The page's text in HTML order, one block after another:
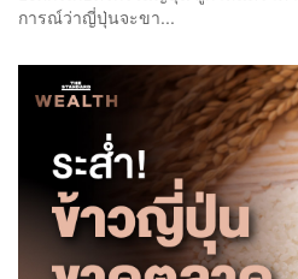
การณ์ว่าญี่ปุ่นจะขา...